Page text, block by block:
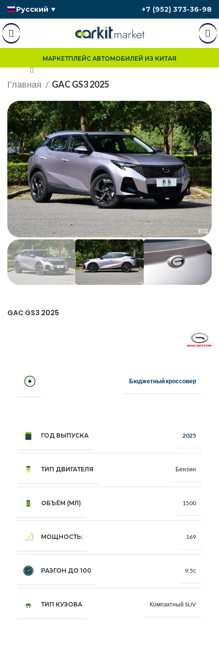
Русский ▼ +7 (952) 373-36-98
МАРКЕТПЛЕЙС АВТОМОБИЛЕЙ ИЗ КИТАЯ
Главная GAC GS3 2025
GAC GS3 2025
Бюджетный кроссовер
ГОД ВЫПУСКА 2025
ТИП ДВИГАТЕЛЯ Бензин
ОБЪЁМ (МЛ) 1500
МОЩНОСТЬ: 169
РАЗГОН ДО 100 9.5с
ТИП КУЗОВА Компактный SUV